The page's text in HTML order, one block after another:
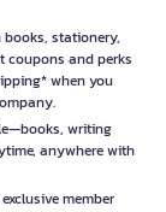
stationery,
coupons and perks
when you
writing
anywhere with
member